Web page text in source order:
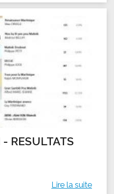
RESULTATS
Lire la suite